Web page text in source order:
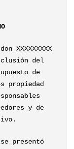
XXXXXXXXX
del
de
propiedad
y de
se presentó